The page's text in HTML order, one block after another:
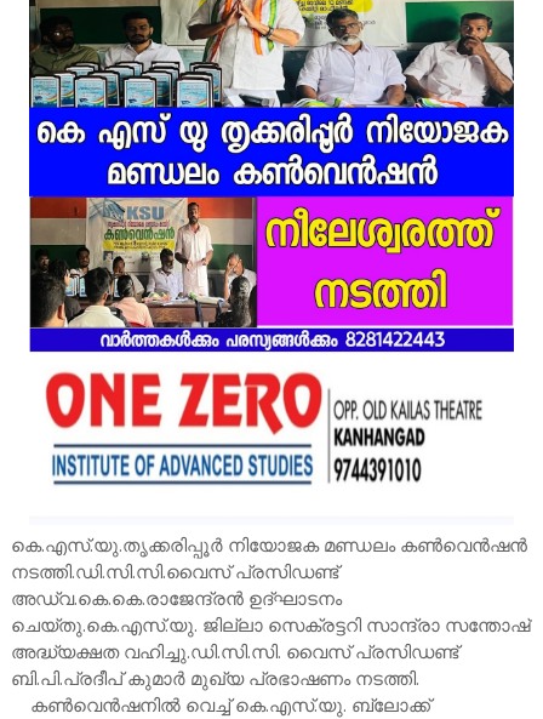
കെ.എസ്.യു.തൃക്കരിപ്പൂർ നിയോജക മണ്ഡലം കൺവെൻഷൻ
നടത്തി.ഡി.സി.സി.വൈസ് പ്രസിഡണ്ട്
അഡ്വ.കെ.കെ.രാജേന്ദ്രൻ ഉദ്ഘാടനം
ചെയ്തു.കെ.എസ്.യു. ജില്ലാ സെക്രട്ടറി സാന്ദ്രാ സന്തോഷ്
അദ്ധ്യക്ഷത വഹിച്ചു.ഡി.സി.സി. വൈസ് പ്രസിഡണ്ട്
ബി.പി.പ്രദീപ് കുമാർ മുഖ്യ പ്രഭാഷണം നടത്തി.
കൺവെൻഷനിൽ വെച്ച് കെ.എസ്.യു. ബ്ലോക്ക്